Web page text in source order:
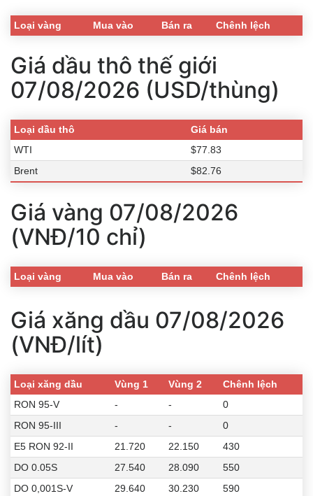
Loại vàng Mua vào Bán ra Chênh lệch
Giá dầu thô thế giới
07/08/2026 (USD/thùng)
Loại dầu thô
Giá bán
WTI
$77.83
Brent
$82.76
Giá vàng 07/08/2026
(VNĐ/10 chỉ)
Loại vàng Mua vào Bán ra Chênh lệch
Giá xăng dầu 07/08/2026
(VNĐ/lít)
Loại xăng dầu Vùng 1 Vùng 2
Chênh lệch
RON 95-V
- -
0
RON 95-III
- -
0
E5 RON 92-II
21.720 22.150
430
DO 0.05S
27.540 28.090
550
DO 0,001S-V
29.640 30.230 590